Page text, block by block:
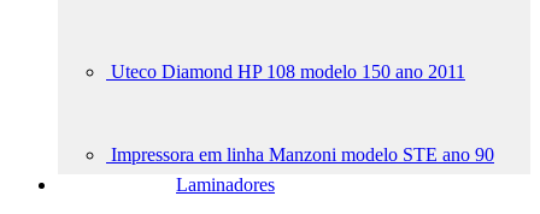
Uteco Diamond HP 108 modelo 150 ano 2011
Impressora em linha Manzoni modelo STE ano 90
Laminadores